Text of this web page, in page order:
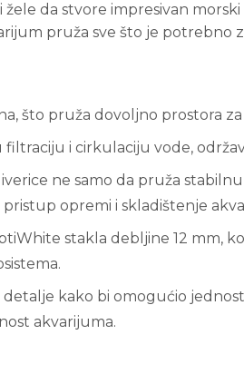
da stvore impresivan
pruža sve što je potrebno
što pruža dovoljno prostora
i cirkulaciju vode,
ne samo da pruža
opremi i skladištenje
stakla debljine 12 mm,
kako bi omogućio
akvarijuma.